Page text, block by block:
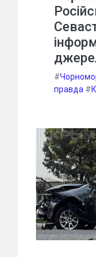
#
правда #